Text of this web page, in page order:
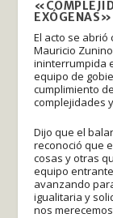
EXÓGENAS»
El acto se
Mauricio
ininterrumpida
equipo de
cumplimiento
complejidades
Dijo que el
reconoció que
cosas y otras
equipo
avanzando
igualitaria y
nos